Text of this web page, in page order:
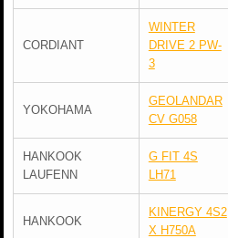
CORDIANT
WINTER
DRIVE 2 PW-
3
YOKOHAMA
GEOLANDAR
CV G058
HANKOOK
LAUFENN
G FIT 4S
LH71
HANKOOK
KINERGY 4S2
X H750A